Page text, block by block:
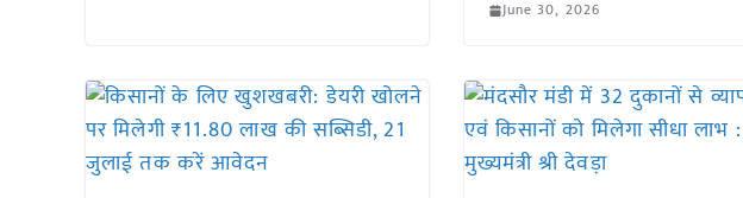
June 30, 2026